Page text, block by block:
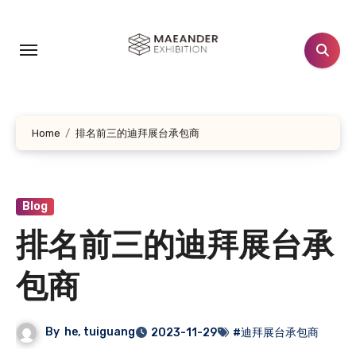
Home 排名前三的迪拜展台承包商
Blog
排名前三的迪拜展台承
包商
By he, tuiguang 2023-11-29 #迪拜展台承包商